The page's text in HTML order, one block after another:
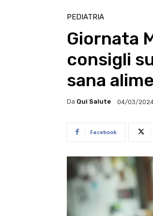
PEDIATRIA
Giornata
consigli
sana
Da Qui Salute 04/03/
Facebook